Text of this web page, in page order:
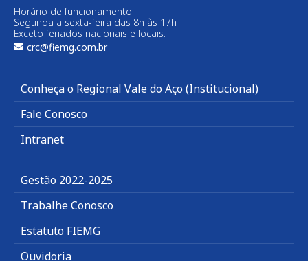
Horário de funcionamento:
Segunda a sexta-feira das 8h às 17h
Exceto feriados nacionais e locais.
crc@fiemg.com.br
Conheça o Regional Vale do Aço (Institucional)
Fale Conosco
Intranet
Gestão 2022-2025
Trabalhe Conosco
Estatuto FIEMG
Ouvidoria